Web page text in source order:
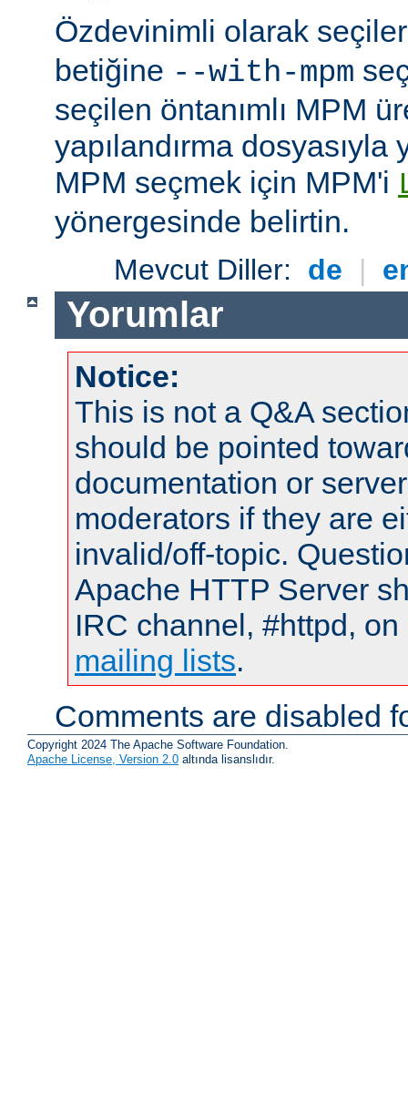
Özdevinimli olarak
betiğine --with-mpm
seçilen öntanımlı MPM
yapılandırma dosyasıyla
MPM seçmek için MPM'i
yönergesinde belirtin.
Mevcut Diller: de |
Yorumlar
Notice:
This is not a Q&A
should be pointed
documentation or
moderators if they are
invalid/off-topic.
Apache HTTP Server
IRC channel, #httpd,
mailing lists.
Comments are disabled
Copyright 2024 The Apache Software Foundation.
Apache License, Version 2.0 altında lisanslıdır.